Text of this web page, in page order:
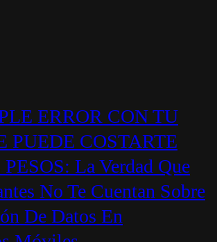
ERROR CON TU
PUEDE COSTARTE
La Verdad Que
No Te Cuentan Sobre
De Datos En